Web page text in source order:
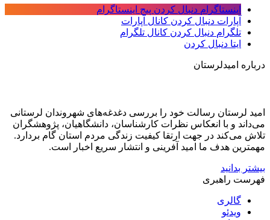
اینستاگرام دنبال کردن پیج اینستاگرام
آپارات دنبال کردن کانال آپارات
تلگرام دنبال کردن کانال تلگرام
ایتا دنبال کردن
درباره امیدلرستان
امید لرستان رسالت خود را بررسی دغدغه‌های شهروندان لرستانی
می‌داند و با انعکاس نظرات کارشناسان، دانشگاهیان، پژوهشگران
تلاش می‌کند در جهت ارتقا کیفیت زندگی مردم استان گام بردارد.
مهمترین هدف ما امید آفرینی و انتشار سریع اخبار است.
بیشتر بدانید
فهرست راهبری
گالری
ویدئو